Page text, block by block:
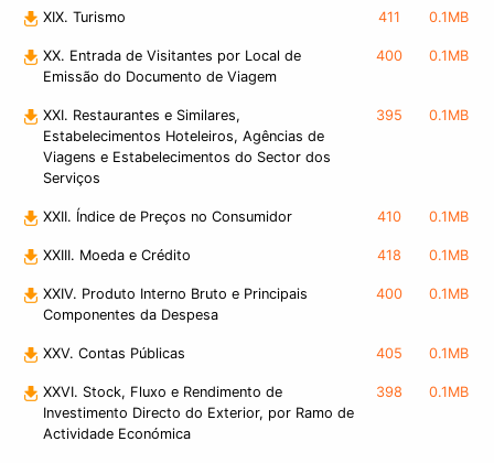
XIX. Turismo 411 0.1MB
XX. Entrada de Visitantes por Local de
Emissão do Documento de Viagem
400 0.1MB
XXI. Restaurantes e Similares,
Estabelecimentos Hoteleiros, Agências de
Viagens e Estabelecimentos do Sector dos
Serviços
395 0.1MB
XXII. Índice de Preços no Consumidor 410 0.1MB
XXIII. Moeda e Crédito 418 0.1MB
XXIV. Produto Interno Bruto e Principais
Componentes da Despesa
400 0.1MB
XXV. Contas Públicas 405 0.1MB
XXVI. Stock, Fluxo e Rendimento de
Investimento Directo do Exterior, por Ramo de
Actividade Económica
398 0.1MB